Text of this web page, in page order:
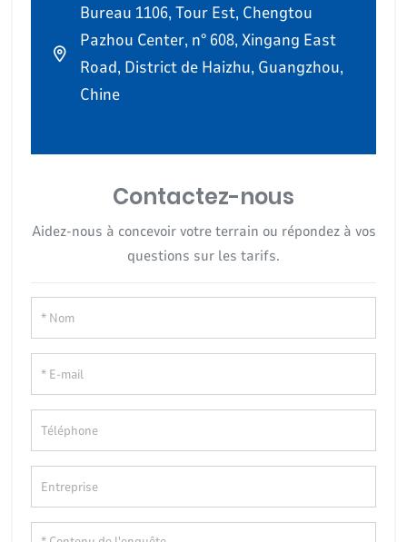
Bureau 1106, Tour Est, Chengtou
Pazhou Center, n° 608, Xingang East
Road, District de Haizhu, Guangzhou,
Chine
Contactez-nous
Aidez-nous à concevoir votre terrain ou répondez à vos
questions sur les tarifs.